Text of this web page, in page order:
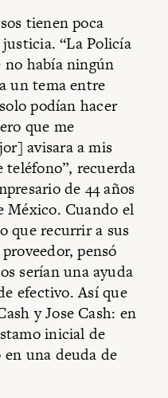
tienen poca
“La Policía
había ningún
un tema entre
podían hacer
que me
avisara a mis
teléfono”, recuerda
de 44 años
México. Cuando el
que recurrir a sus
pensó
serían una ayuda
efectivo. Así que
y Jose Cash: en
inicial de
una deuda de